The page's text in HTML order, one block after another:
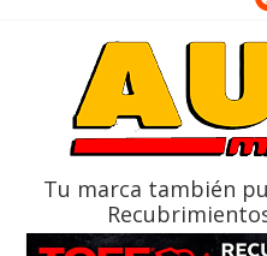
¿Qué puede pasar con tu
La Vuelta al Ecuador 2026,
Tu marca también